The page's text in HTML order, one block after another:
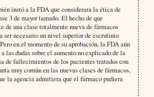
instó a la FDA que considerara la ética de
3 de mayor tamaño. El hecho de que
de una clase totalmente nueva de fármacos
ser necesario un nivel superior de escrutinio
en el momento de su aprobación, la FDA aún
las dudas sobre el aumento no explicado de la
de fallecimientos de los pacientes tratados con
muy común en las nuevas clases de fármacos,
la agencia admitiera que el fármaco pudiera